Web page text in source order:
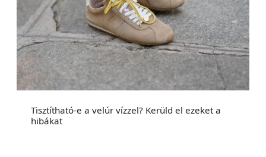
Tisztítható-e a velúr vízzel? Kerüld el ezeket a
hibákat